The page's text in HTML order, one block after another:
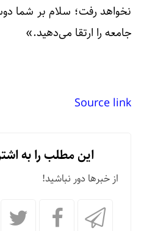
نخواهد رفت؛ سلام بر شما
جامعه را ارتقا می‌دهید.»
Source link
این مطلب را به
از خبرها دور نباشید!